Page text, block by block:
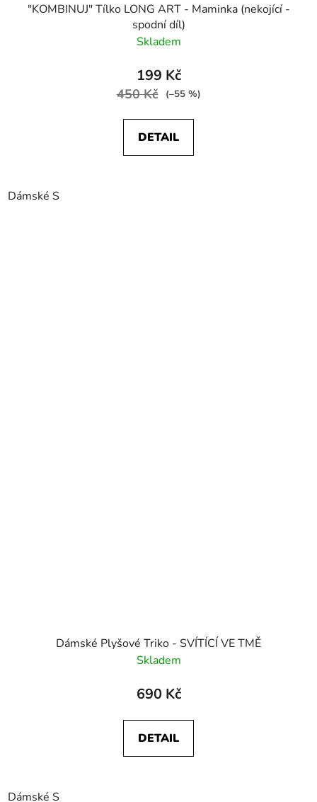
"KOMBINUJ" Tílko LONG ART - Maminka (nekojící -
spodní díl)
Skladem
199 Kč
450 Kč (–55 %)
DETAIL
Dámské S
Dámské Plyšové Triko - SVÍTÍCÍ VE TMĚ
Skladem
690 Kč
DETAIL
Dámské S